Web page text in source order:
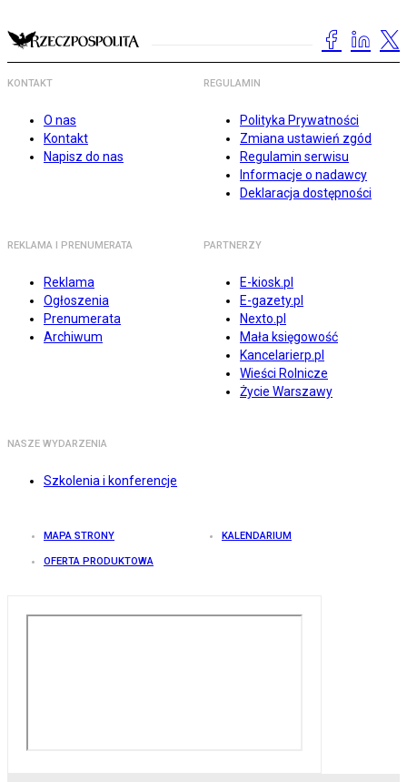
KONTAKT
O nas
Kontakt
Napisz do nas
REGULAMIN
Polityka Prywatności
Zmiana ustawień zgód
Regulamin serwisu
Informacje o nadawcy
Deklaracja dostępności
REKLAMA I PRENUMERATA
Reklama
Ogłoszenia
Prenumerata
Archiwum
PARTNERZY
E-kiosk.pl
E-gazety.pl
Nexto.pl
Mała księgowość
Kancelarierp.pl
Wieści Rolnicze
Życie Warszawy
NASZE WYDARZENIA
Szkolenia i konferencje
MAPA STRONY KALENDARIUM
OFERTA PRODUKTOWA